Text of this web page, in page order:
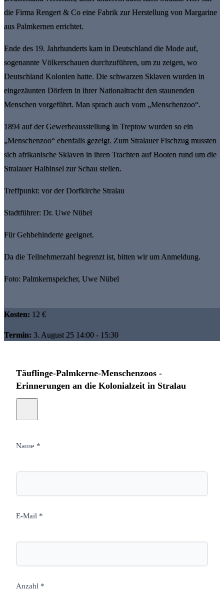
die Firma Rengert & Co eine Fabrik zur Herstellung von Margarine
aus Palmkernen errichtet.
Ende des 19. Jahrhunderts kam in Deutschland die Mode auf,
sogenannte Völkerschauen durchzuführen, um zu zeigen, wo
Deutschland Kolonien hatte. Die schwarzen Sklaven wurden in
eingezäunten Dörfern in ihrer Nationaltracht den staunenden
Menschen vorgeführt. Man sprach auch vom „Menschenzoo“.
1894 auf der Gewerbeausstellung in Treptow wurden so ein
„Menschenzoo“ ebenfalls gezeigt. Zum Stralauer Fischzug mussten
sich afrikanische Sklaven in ihren Trachten auf Booten rund um die
Stralauer Halbinsel zur Schau stellen.
Treffpunkt: vor der Dorfkirche Stralau
Stadtführer: Dr. Uwe Nübel
Für Gehbehinderte geeignet.
Da die Teilnehmerzahl begrenzt ist, bitten wir um Anmeldung.
Foto: Palmkernspeicher, Uwe Nübel
Kosten: 12 €
Termin: 3. August 25 14:00 - 15:30
Täuflinge-Palmkerne-Menschenzoos -
Erinnerungen an die Kolonialzeit in Stralau
Name *
E-Mail *
Anzahl *